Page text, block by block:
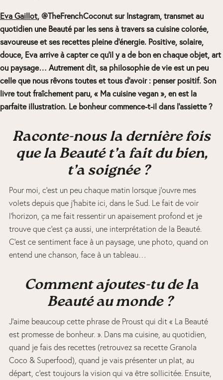
Eva Gaillot, @TheFrenchCoconut sur Instagram, transmet au
quotidien une Beauté par les sens à travers sa cuisine colorée,
savoureuse et ses recettes pleine d’énergie. Positive, solaire,
douce, Eva arrive à capter ce qu’il y a de bon en chaque objet, art
ou paysage… Autrement dit, sa philosophie de vie est un peu
celle que nous rêvons toutes et tous d’avoir : penser positif. Son
livre tout fraîchement paru, « Ma cuisine vegan », en est la
parfaite illustration. Le bonheur commence-t-il dans l’assiette ?
Raconte-nous la dernière fois
que la Beauté t’a fait du bien,
t’a soignée ?
Pour moi, c’est un peu chaque matin lorsque j’ouvre mes
volets depuis que j’habite ici, dans le Sud. Le fait de voir
l’horizon, ça me fait ressentir un apaisement profond et je
trouve que c’est ça aussi, une interprétation de la Beauté.
C’est ce sentiment face à un paysage, une photo, quand on
entend une chanson, face à un tableau…
Comment ajoutes-tu de la
Beauté au monde ?
J’aime beaucoup cette phrase de Proust qui dit « La Beauté
est promesse de bonheur. ». Dans ma cuisine, au quotidien,
quand je fais des recettes (retrouvez sa recette Granola
Coco & Superfood), quand je vais présenter un plat, au
départ, c’est toujours la vision qui va être sollicitée. Ensuite,